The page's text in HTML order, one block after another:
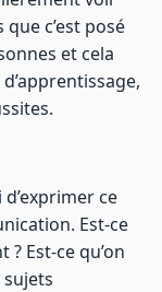
c’est posé
et cela
ce
Est-ce
Est-ce qu’on